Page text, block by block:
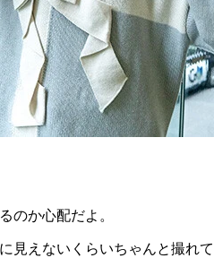
のか心配だよ。
見えないくらいちゃんと撮れて